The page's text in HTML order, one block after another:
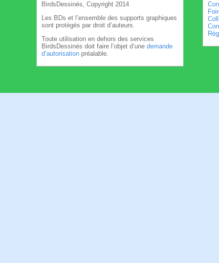
BirdsDessinés, Copyright 2014
Les BDs et l’ensemble des supports graphiques
sont protégés par droit d’auteurs.
Toute utilisation en dehors des services
BirdsDessinés doit faire l’objet d’une demande
d’autorisation préalable.